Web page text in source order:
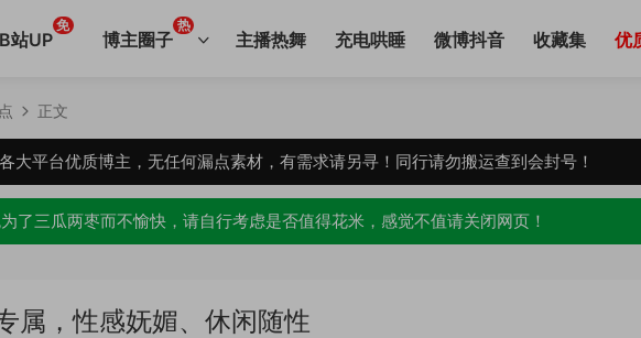
B站UP
免
博主圈子
热
主播热舞 充电哄睡 微博抖音 收藏集 优
正文
大平台优质博主，无任何漏点素材，有需求请另寻！同行请勿搬运查到会封号！
了三瓜两枣而不愉快，请自行考虑是否值得花米，感觉不值请关闭网页！
属，性感妩媚、休闲随性